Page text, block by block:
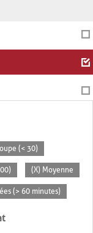
(< 30)
(X) Moyenne
(> 60 minutes)